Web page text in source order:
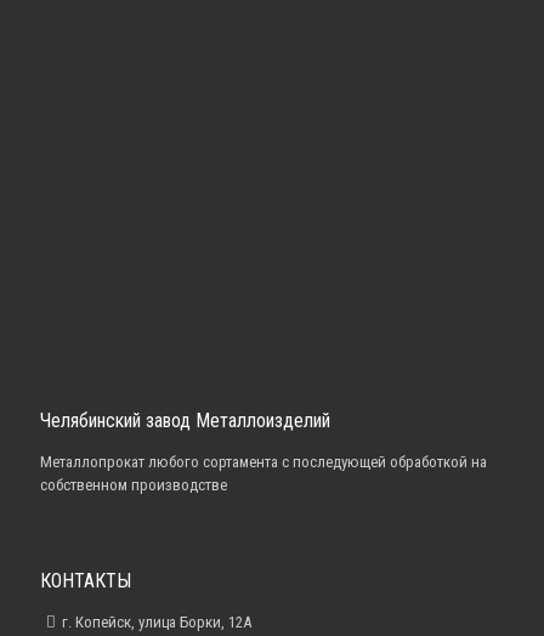
Челябинский завод Металлоизделий
Металлопрокат любого сортамента с последующей обработкой на
собственном производстве
КОНТАКТЫ
г. Копейск, улица Борки, 12А